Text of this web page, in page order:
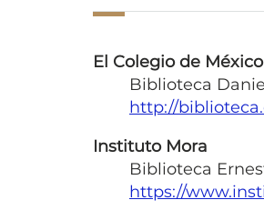
Identidad
Personas
El Colegio de México
Biblioteca
http://
Instituto Mora
Biblioteca
https://